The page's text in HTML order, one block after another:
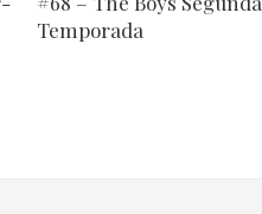
Temporada